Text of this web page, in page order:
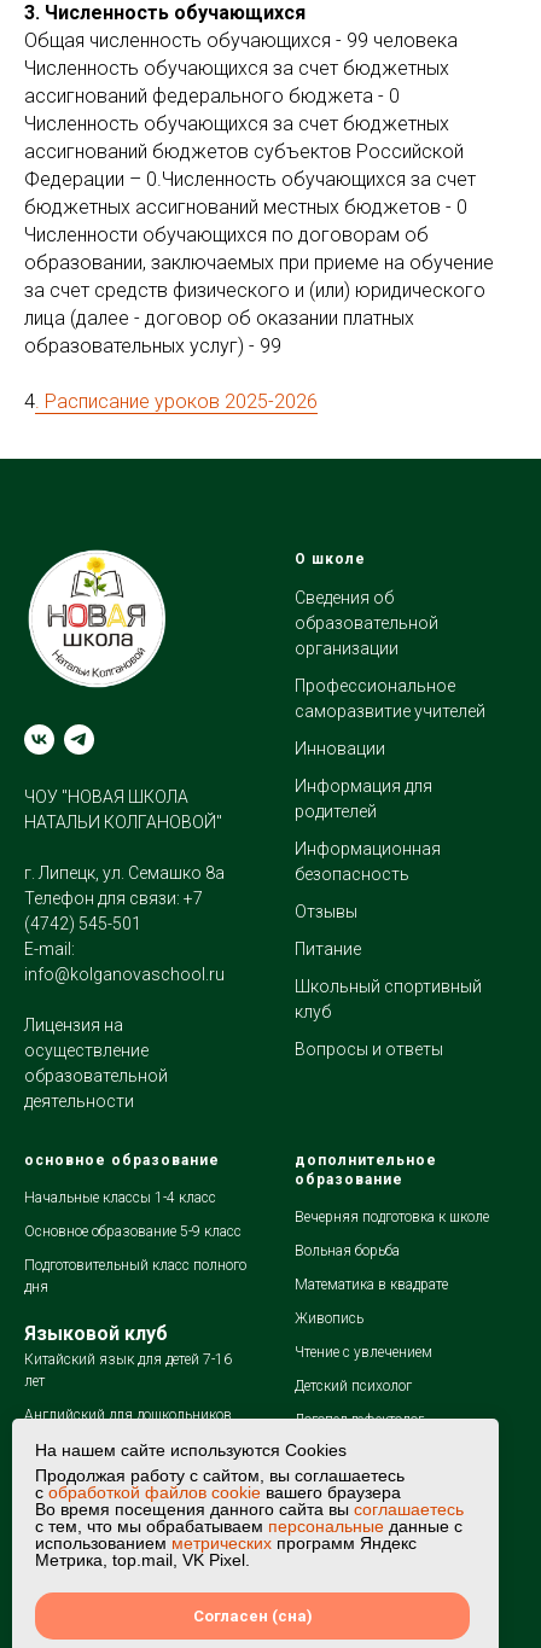
На нашем сайте используются Cookies
Продолжая работу с сайтом, вы соглашаетесь
с обработкой файлов cookie вашего браузера
Во время посещения данного сайта вы соглашаетесь
с тем, что мы обрабатываем персональные данные с
использованием метрических программ Яндекс
Метрика, top.mail, VK Pixel.
Согласен (сна)
3. Численность обучающихся
Общая численность обучающихся - 99 человека
Численность обучающихся за счет бюджетных
ассигнований федерального бюджета - 0
Численность обучающихся за счет бюджетных
ассигнований бюджетов субъектов Российской
Федерации – 0.Численность обучающихся за счет
бюджетных ассигнований местных бюджетов - 0
Численности обучающихся по договорам об
образовании, заключаемых при приеме на обучение
за счет средств физического и (или) юридического
лица (далее - договор об оказании платных
образовательных услуг) - 99
4. Расписание уроков 2025-2026
ЧОУ "НОВАЯ ШКОЛА
НАТАЛЬИ КОЛГАНОВОЙ"
г. Липецк, ул. Семашко 8а
Телефон для связи: +7
(4742) 545-501
E-mail:
info@kolganovaschool.ru
Лицензия на
осуществление
образовательной
деятельности
О школе
Сведения об
образовательной
организации
Профессиональное
саморазвитие учителей
Инновации
Информация для
родителей
Информационная
безопасность
Отзывы
Питание
Школьный спортивный
клуб
Вопросы и ответы
основное образование
Начальные классы 1-4 класс
Основное образование 5-9 класс
Подготовительный класс полного
дня
Языковой клуб
Китайский язык для детей 7-16
лет
Английский для дошкольников
Английский для школьников 1-4
класса
Английский для школьников 5-7
класса
Английский для школьников 8-9
Испанский язык для детей
7-16 лет
дополнительное
образование
Вечерняя подготовка к школе
Вольная борьба
Математика в квадрате
Живопись
Чтение с увлечением
Детский психолог
Логопед-дефектолог
Летний лагерь
Мате плюс